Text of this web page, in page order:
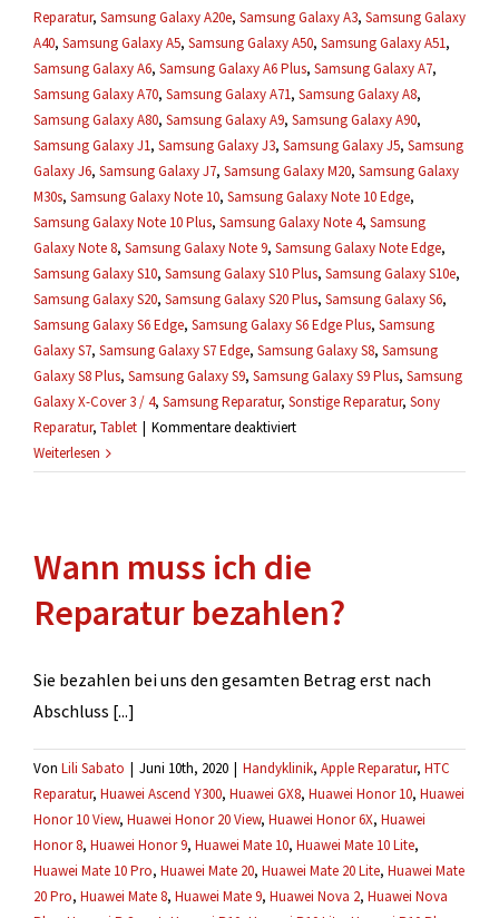
Reparatur, Samsung Galaxy A20e, Samsung Galaxy A3, Samsung Galaxy
A40, Samsung Galaxy A5, Samsung Galaxy A50, Samsung Galaxy A51,
Samsung Galaxy A6, Samsung Galaxy A6 Plus, Samsung Galaxy A7,
Samsung Galaxy A70, Samsung Galaxy A71, Samsung Galaxy A8,
Samsung Galaxy A80, Samsung Galaxy A9, Samsung Galaxy A90,
Samsung Galaxy J1, Samsung Galaxy J3, Samsung Galaxy J5, Samsung
Galaxy J6, Samsung Galaxy J7, Samsung Galaxy M20, Samsung Galaxy
M30s, Samsung Galaxy Note 10, Samsung Galaxy Note 10 Edge,
Samsung Galaxy Note 10 Plus, Samsung Galaxy Note 4, Samsung
Galaxy Note 8, Samsung Galaxy Note 9, Samsung Galaxy Note Edge,
Samsung Galaxy S10, Samsung Galaxy S10 Plus, Samsung Galaxy S10e,
Samsung Galaxy S20, Samsung Galaxy S20 Plus, Samsung Galaxy S6,
Samsung Galaxy S6 Edge, Samsung Galaxy S6 Edge Plus, Samsung
Galaxy S7, Samsung Galaxy S7 Edge, Samsung Galaxy S8, Samsung
Galaxy S8 Plus, Samsung Galaxy S9, Samsung Galaxy S9 Plus, Samsung
Galaxy X-Cover 3 / 4, Samsung Reparatur, Sonstige Reparatur, Sony
Reparatur, Tablet | Kommentare deaktiviertfür
wenn
werden?
Weiterlesen
Wann muss ich die
Reparatur bezahlen?
Sie bezahlen bei uns den gesamten Betrag erst nach
Abschluss [...]
Von Lili Sabato | Juni 10th, 2020 | Handyklinik, Apple Reparatur, HTC
Reparatur, Huawei Ascend Y300, Huawei GX8, Huawei Honor 10, Huawei
Honor 10 View, Huawei Honor 20 View, Huawei Honor 6X, Huawei
Honor 8, Huawei Honor 9, Huawei Mate 10, Huawei Mate 10 Lite,
Huawei Mate 10 Pro, Huawei Mate 20, Huawei Mate 20 Lite, Huawei Mate
20 Pro, Huawei Mate 8, Huawei Mate 9, Huawei Nova 2, Huawei Nova